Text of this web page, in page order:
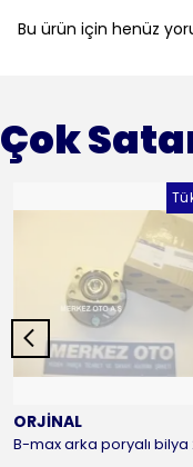
Bu ürün için henüz
Çok
ORJİNAL